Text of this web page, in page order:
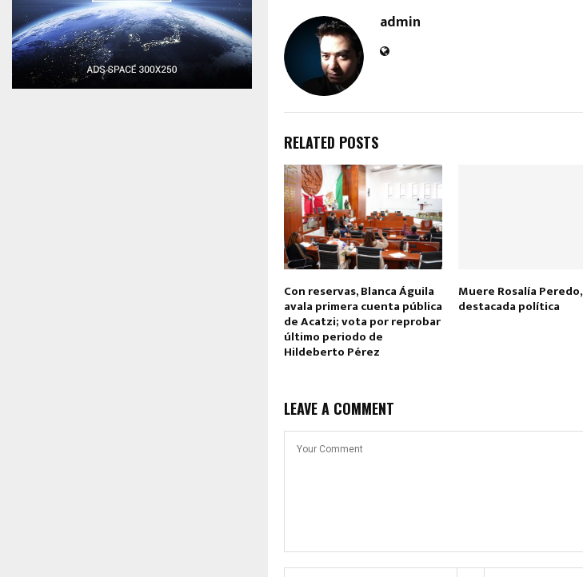
admin
RELATED POSTS
Con reservas, Blanca Águila
avala primera cuenta pública
de Acatzi; vota por reprobar
último periodo de
Hildeberto Pérez
Muere Rosalía Peredo,
destacada política
LEAVE A COMMENT